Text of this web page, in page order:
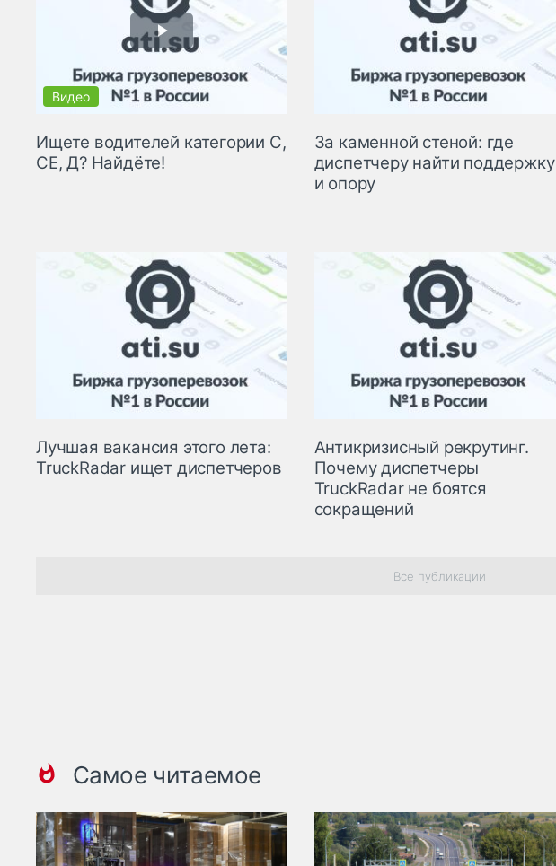
Ищете водителей категории С,
СЕ, Д? Найдёте!
За каменной стеной: где
диспетчеру найти поддержку
и опору
Лучшая вакансия этого лета:
TruckRadar ищет диспетчеров
Антикризисный рекрутинг.
Почему диспетчеры
TruckRadar не боятся
сокращений
Все публикации
Самое читаемое